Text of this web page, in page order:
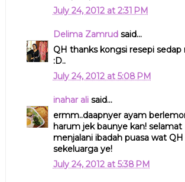
July 24, 2012 at 2:31 PM
Delima Zamrudsaid...
QH thanks kongsi resepi sedap
:D..
July 24, 2012 at 5:08 PM
inahar alisaid...
ermm..daapnyer ayam
harum jek baunye kan! selamat
menjalani ibadah puasa wat QH
sekeluarga ye!
July 24, 2012 at 5:38 PM